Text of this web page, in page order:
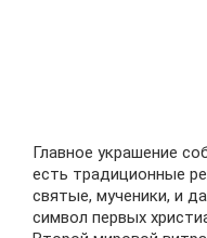
Главное украшение
есть традиционные
святые, мученики, и
символ первых